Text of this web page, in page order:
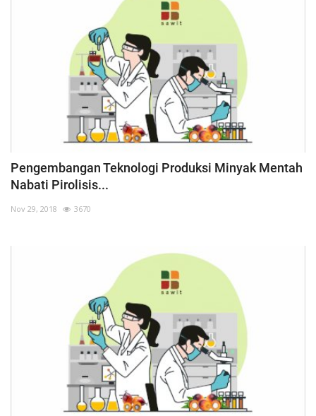
Pengembangan Teknologi Produksi Minyak Mentah
Nabati Pirolisis...
Nov 29, 2018 3670